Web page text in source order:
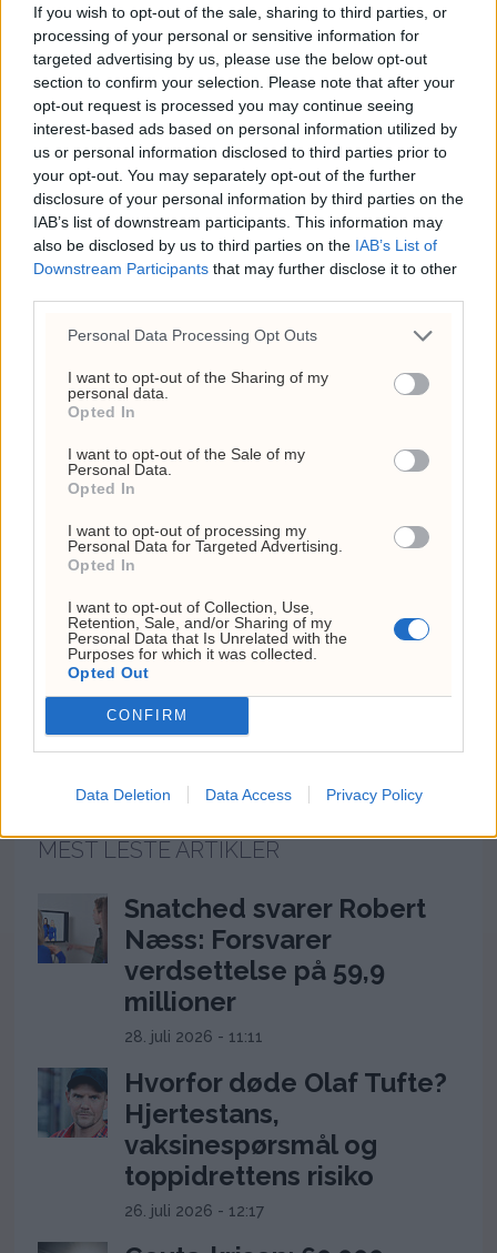
If you wish to opt-out of the sale, sharing to third parties, or
processing of your personal or sensitive information for
targeted advertising by us, please use the below opt-out
section to confirm your selection. Please note that after your
opt-out request is processed you may continue seeing
interest-based ads based on personal information utilized by
us or personal information disclosed to third parties prior to
your opt-out. You may separately opt-out of the further
disclosure of your personal information by third parties on the
IAB’s list of downstream participants. This information may
also be disclosed by us to third parties on the IAB’s List of
Downstream Participants that may further disclose it to other
Personal Data Processing Opt Outs
I want to opt-out of the Sharing of my
personal data.
Opted In
I want to opt-out of the Sale of my
Personal Data.
Opted In
I want to opt-out of processing my
Personal Data for Targeted Advertising.
Opted In
I want to opt-out of Collection, Use,
Retention, Sale, and/or Sharing of my
Personal Data that Is Unrelated with the
Purposes for which it was collected.
Opted Out
CONFIRM
Data Deletion Data Access Privacy Policy
SpaceX stupte etter KI-
skepsis
Google stokker om i AI-
seg den daglige
ledelsen
Mest lest
MEST LESTE ARTIKLER
Snatched svarer Robert
Næss: Forsvarer
verdsettelse på 59,9
millioner
28. juli 2026 - 11:11
Hvorfor døde Olaf Tufte?
Hjertestans,
vaksinespørsmål og
toppidrettens risiko
26. juli 2026 - 12:17